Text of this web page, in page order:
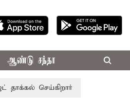
ஆண்டு சந்தா
செய்கிறார் முதல்-அமைச்சர்